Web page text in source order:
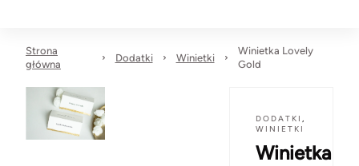
Strona
główna
Dodatki Winietki
Winietka Lovely
Gold
DODATKI,
WINIETKI
Winietka